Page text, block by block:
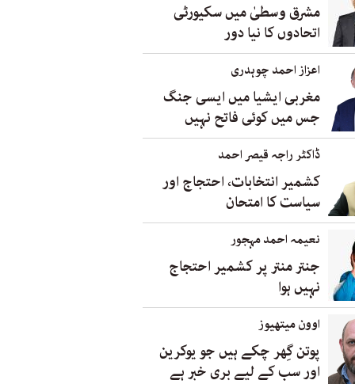
مشرق وسطیٰ میں سکیورٹی
اتحادوں کا نیا دور
اعزاز احمد چوہدری
مغربی ایشیا میں ایسی جنگ
جس میں کوئی فاتح نہیں
ڈاکٹر راجہ قیصر احمد
کشمیر انتخابات، احتجاج اور
سیاست کا امتحان
نعیمہ احمد مہجور
جنتر منتر پر کشمیر احتجاج
نہیں ہوا
اوون میتھیوز
پوتن گِھر چکے ہیں جو یوکرین
اور سب کے لیے بری خبر ہے